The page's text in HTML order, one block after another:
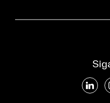
Subscreva a nossa